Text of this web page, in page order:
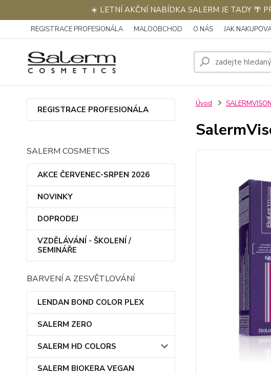
☀️ LETNÍ AKČNÍ NABÍDKA SALERM JE TADY 🌴
REGISTRACE PROFESIONÁLA MALOOBCHOD O NÁS JAK
REGISTRACE PROFESIONÁLA
SALERM COSMETICS
AKCE ČERVENEC-SRPEN 2026
NOVINKY
DOPRODEJ
VZDĚLÁVÁNÍ - ŠKOLENÍ /
SEMINÁŘE
BARVENÍ A ZESVĚTLOVÁNÍ
LENDAN BOND COLOR PLEX
SALERM ZERO
SALERM HD COLORS
SALERM BIOKERA VEGAN
Úvod SALERMVISON